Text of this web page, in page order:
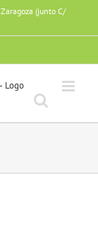
(junto C/